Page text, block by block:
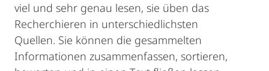
viel und sehr genau lesen, sie üben das
Recherchieren in unterschiedlichsten
Quellen. Sie können die gesammelten
Informationen zusammenfassen, sortieren,